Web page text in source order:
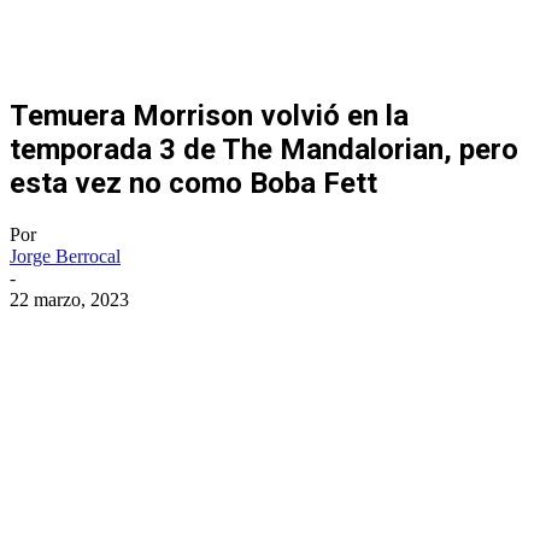
Temuera Morrison volvió en la
temporada 3 de The Mandalorian, pero
esta vez no como Boba Fett
Por
Jorge Berrocal
-
22 marzo, 2023